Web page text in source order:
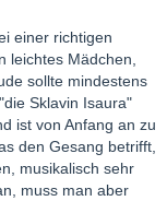
einer richtigen
leichtes Mädchen,
sollte mindestens
Sklavin Isaura"
ist von Anfang an zu
den Gesang betrifft,
musikalisch sehr
muss man aber